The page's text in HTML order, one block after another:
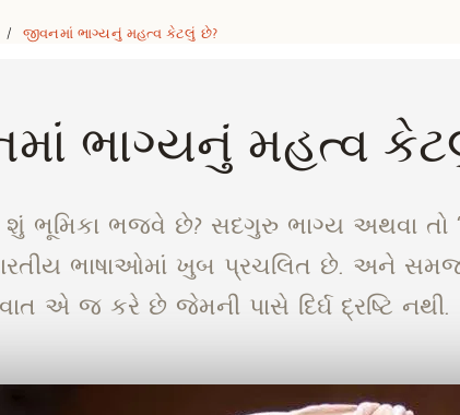
/ જીવનમાં ભાગ્યનું મહત્વ કેટલું છે?
ભાગ્યનું મહત્વ
શું ભૂમિકા ભજવે છે? સદગુરુ ભાગ્ય અથવા તો
ભાષાઓમાં ખુબ પ્રચલિત છે. અને
વાત એ જ કરે છે જેમની પાસે દિર્ઘ દ્રષ્ટિ નથી.